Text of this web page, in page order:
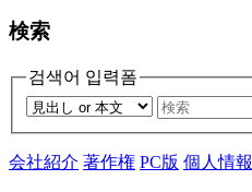
検索
검색어 입력폼
会社紹介 著作権 PC版 個人情報